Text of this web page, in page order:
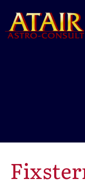
content